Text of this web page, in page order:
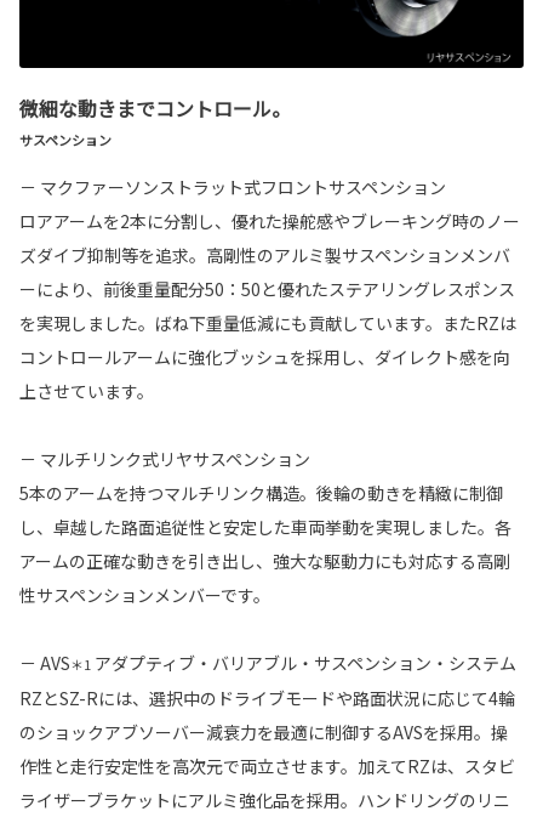
微細な動きまでコントロール。
サスペンション
－ マクファーソンストラット式フロントサスペンション
ロアアームを2本に分割し、優れた操舵感やブレーキング時のノー
ズダイブ抑制等を追求。高剛性のアルミ製サスペンションメンバ
ーにより、前後重量配分50：50と優れたステアリングレスポンス
を実現しました。ばね下重量低減にも貢献しています。またRZは
コントロールアームに強化ブッシュを採用し、ダイレクト感を向
上させています。
－ マルチリンク式リヤサスペンション
5本のアームを持つマルチリンク構造。後輪の動きを精緻に制御
し、卓越した路面追従性と安定した車両挙動を実現しました。各
アームの正確な動きを引き出し、強大な駆動力にも対応する高剛
性サスペンションメンバーです。
－ AVS＊1 アダプティブ・バリアブル・サスペンション・システム
RZとSZ-Rには、選択中のドライブモードや路面状況に応じて4輪
のショックアブソーバー減衰力を最適に制御するAVSを採用。操
作性と走行安定性を高次元で両立させます。加えてRZは、スタビ
ライザーブラケットにアルミ強化品を採用。ハンドリングのリニ